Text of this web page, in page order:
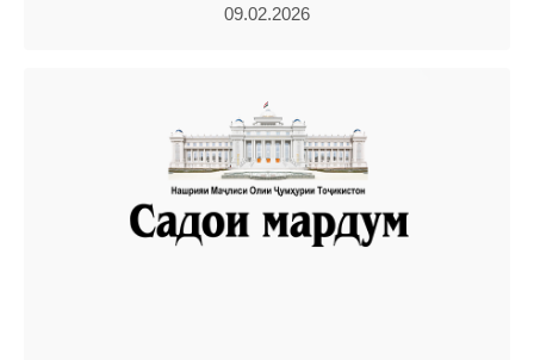
09.02.2026